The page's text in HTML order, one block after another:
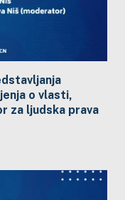
o vlasti,
za ljudska prava